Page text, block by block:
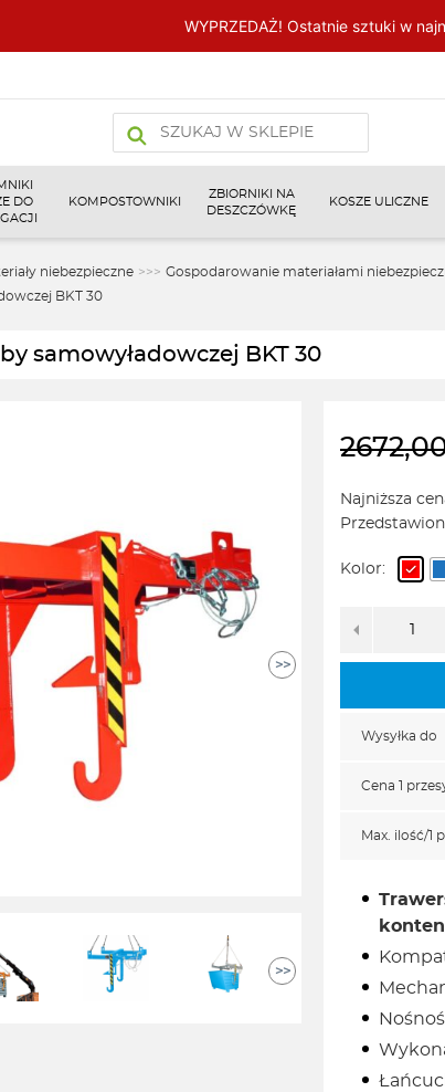
WYPRZEDAŻ! Ostatnie sztuki w
produktów
DO
KOMPOSTOWNIKI
ZBIORNIKI NA
DESZCZÓWKĘ
KOSZE ULICZNE
niebezpieczne >>> Gospodarowanie materiałami
BKT 30
samowyładowczej BKT 30
>>
>>
Pierwotna
wynosiła:
2672,00zł.
Aktualna
wynosi:
1870,00zł.
Najniższa
Kolor:
Wysyłka do
Cena 1
Max. ilość/1